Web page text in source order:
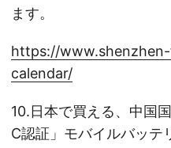
ます。
https://
calendar/
10.日本で買える、中国
C認証」モバイルバッテ